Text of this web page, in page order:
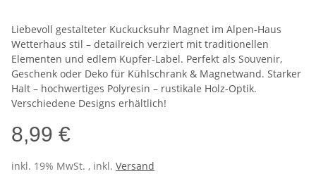
Liebevoll gestalteter Kuckucksuhr Magnet im Alpen-Haus
Wetterhaus stil – detailreich verziert mit traditionellen
Elementen und edlem Kupfer-Label. Perfekt als Souvenir,
Geschenk oder Deko für Kühlschrank & Magnetwand. Starker
Halt – hochwertiges Polyresin – rustikale Holz-Optik.
Verschiedene Designs erhältlich!
8,99 €
inkl. 19% MwSt. , inkl. Versand